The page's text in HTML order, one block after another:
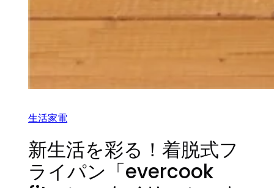
生活家電
新生活を彩る！着脱式フ
ライパン「evercook